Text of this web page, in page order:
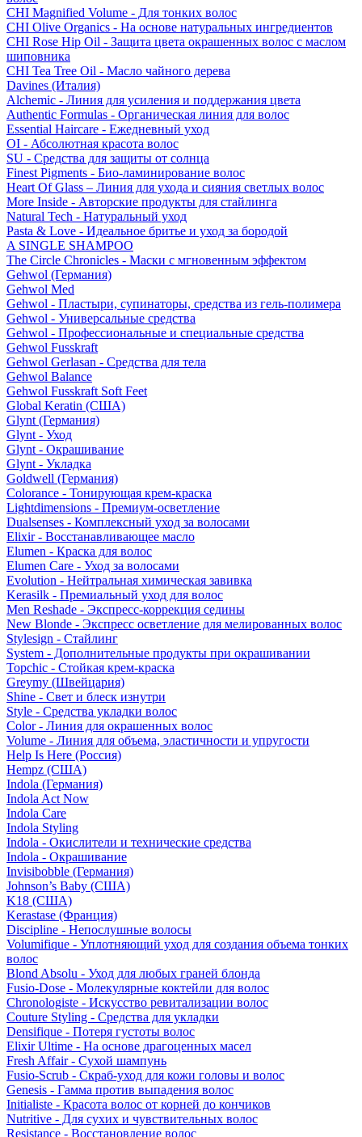
CHI Magnified Volume - Для тонких волос
CHI Olive Organics - На основе натуральных ингредиентов
CHI Rose Hip Oil - Защита цвета окрашенных волос с маслом
шиповника
CHI Tea Tree Oil - Масло чайного дерева
Davines (Италия)
Alchemic - Линия для усиления и поддержания цвета
Authentic Formulas - Органическая линия для волос
Essential Haircare - Eжедневный уход
OI - Абсолютная красота волос
SU - Средства для защиты от солнца
Finest Pigments - Био-ламинирование волос
Heart Of Glass – Линия для ухода и сияния светлых волос
More Inside - Авторские продукты для стайлинга
Natural Tech - Натуральный уход
Pasta & Love - Идеальное бритье и уход за бородой
A SINGLE SHAMPOO
The Circle Chronicles - Маски с мгновенным эффектом
Gehwol (Германия)
Gehwol Med
Gehwol - Пластыри, супинаторы, средства из гель-полимера
Gehwol - Универсальные средства
Gehwol - Профессиональные и специальные средства
Gehwol Fusskraft
Gehwol Gerlasan - Средства для тела
Gehwol Balance
Gehwol Fusskraft Soft Feet
Global Keratin (США)
Glynt (Германия)
Glynt - Уход
Glynt - Окрашивание
Glynt - Укладка
Goldwell (Германия)
Colorance - Тонирующая крем-краска
Lightdimensions - Премиум-осветление
Dualsenses - Комплексный уход за волосами
Elixir - Восстанавливающее масло
Elumen - Краска для волос
Elumen Care - Уход за волосами
Evolution - Нейтральная химическая завивка
Kerasilk - Премиальный уход для волос
Men Reshade - Экспресс-коррекция седины
New Blonde - Экспресс осветление для мелированных волос
Stylesign - Стайлинг
System - Дополнительные продукты при окрашивании
Topchic - Стойкая крем-краска
Greymy (Швейцария)
Shine - Свет и блеск изнутри
Style - Средства укладки волос
Color - Линия для окрашенных волос
Volume - Линия для объема, эластичности и упругости
Help Is Here (Россия)
Hempz (США)
Indola (Германия)
Indola Act Now
Indola Care
Indola Styling
Indola - Окислители и технические средства
Indola - Окрашивание
Invisibobble (Германия)
Johnson’s Baby (США)
K18 (США)
Kerastase (Франция)
Discipline - Непослушные волосы
Volumifique - Уплотняющий уход для создания объема тонких
волос
Blond Absolu - Уход для любых граней блонда
Fusio-Dose - Молекулярные коктейли для волос
Chronologiste - Искусство ревитализации волос
Couture Styling - Средства для укладки
Densifique - Потеря густоты волос
Elixir Ultime - На основе драгоценных масел
Fresh Affair - Сухой шампунь
Fusio-Scrub - Скраб-уход для кожи головы и волос
Genesis - Гамма против выпадения волос
Initialiste - Красота волос от корней до кончиков
Nutritive - Для сухих и чувствительных волос
Resistance - Восстановление волос